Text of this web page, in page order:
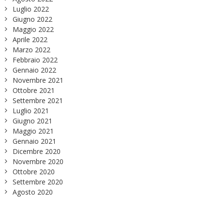
Luglio 2022
Giugno 2022
Maggio 2022
Aprile 2022
Marzo 2022
Febbraio 2022
Gennaio 2022
Novembre 2021
Ottobre 2021
Settembre 2021
Luglio 2021
Giugno 2021
Maggio 2021
Gennaio 2021
Dicembre 2020
Novembre 2020
Ottobre 2020
Settembre 2020
Agosto 2020